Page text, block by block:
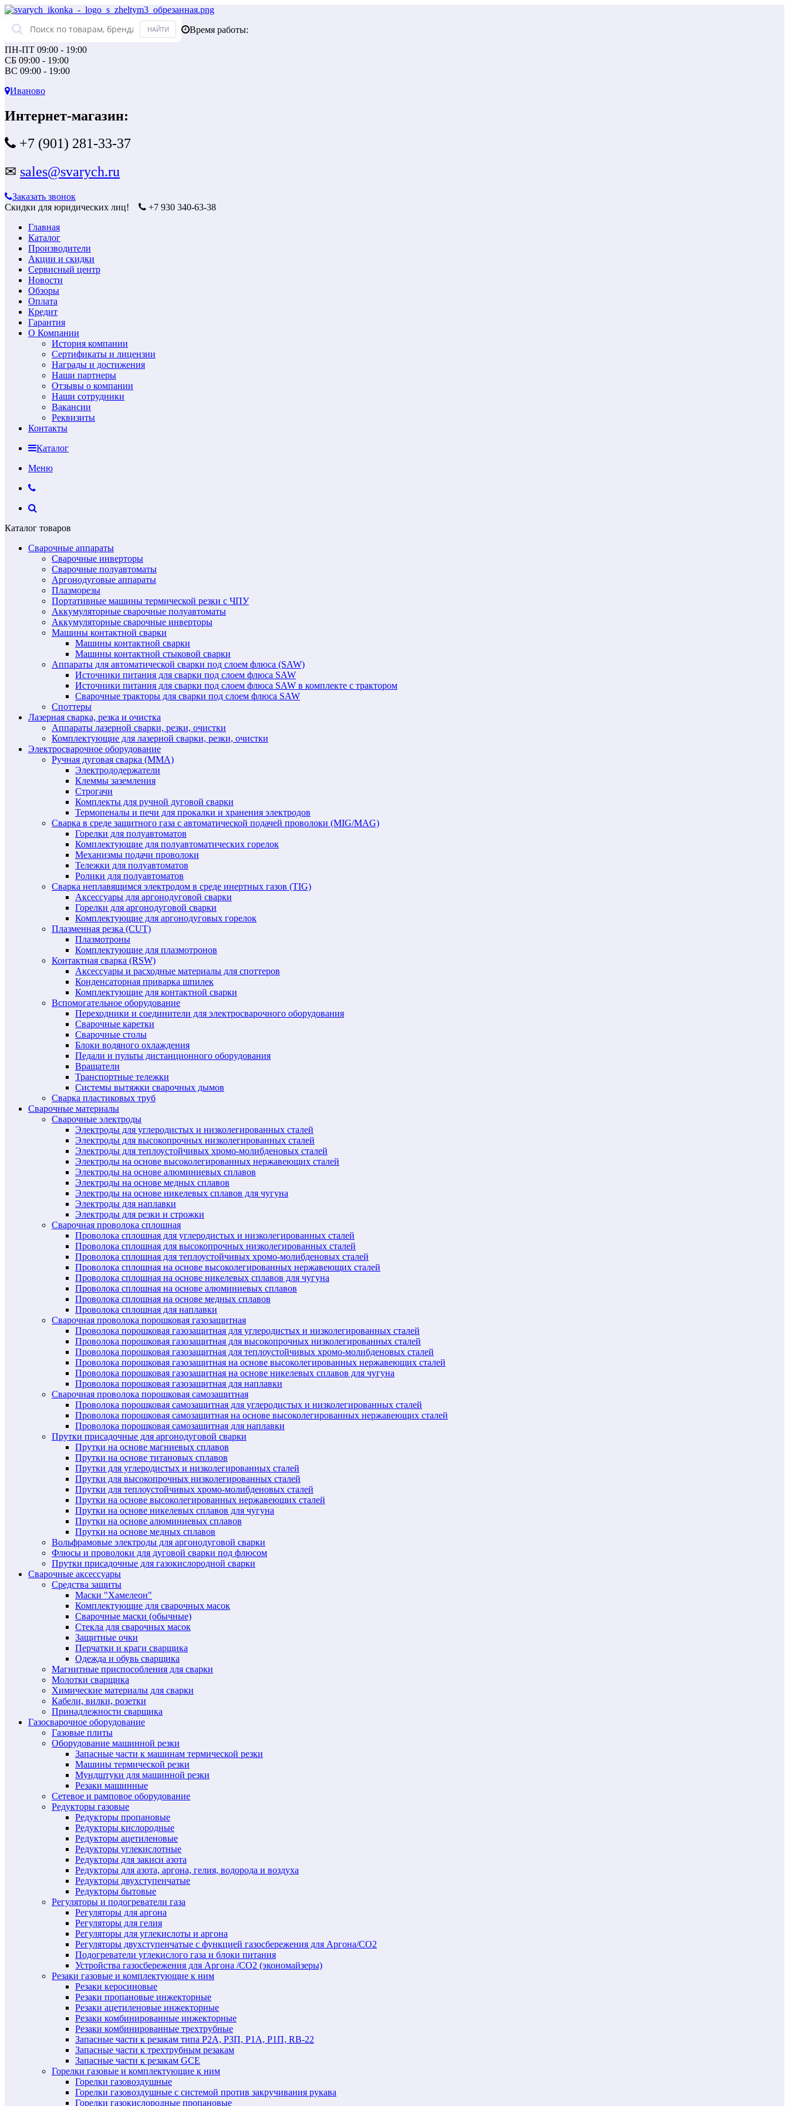
Время работы:
ПН-ПТ 09:00 - 19:00
СБ 09:00 - 19:00
ВС 09:00 - 19:00
Иваново
Интернет-магазин:
+7 (901) 281-33-37
✉ sales@svarych.ru
Заказать звонок
Скидки для юридических лиц!
+7 930 340-63-38
Главная
Каталог
Производители
Акции и скидки
Сервисный центр
Новости
Обзоры
Оплата
Кредит
Гарантия
О Компании
История компании
Сертификаты и лицензии
Награды и достижения
Наши партнеры
Отзывы о компании
Наши сотрудники
Вакансии
Реквизиты
Контакты
Каталог
Меню
Каталог товаров
Сварочные аппараты
Сварочные инверторы
Сварочные полуавтоматы
Аргонодуговые аппараты
Плазморезы
Портативные машины термической резки с ЧПУ
Аккумуляторные сварочные полуавтоматы
Аккумуляторные сварочные инверторы
Машины контактной сварки
Машины контактной сварки
Машины контактной стыковой сварки
Аппараты для автоматической сварки под слоем флюса (SAW)
Источники питания для сварки под слоем флюса SAW
Источники питания для сварки под слоем флюса SAW в комплекте с трактором
Сварочные тракторы для сварки под слоем флюса SAW
Споттеры
Лазерная сварка, резка и очистка
Аппараты лазерной сварки, резки, очистки
Комплектующие для лазерной сварки, резки, очистки
Электросварочное оборудование
Ручная дуговая сварка (MMA)
Электрододержатели
Клеммы заземления
Строгачи
Комплекты для ручной дуговой сварки
Термопеналы и печи для прокалки и хранения электродов
Сварка в среде защитного газа с автоматической подачей проволоки (MIG/MAG)
Горелки для полуавтоматов
Комплектующие для полуавтоматических горелок
Механизмы подачи проволоки
Тележки для полуавтоматов
Ролики для полуавтоматов
Сварка неплавящимся электродом в среде инертных газов (TIG)
Аксессуары для аргонодуговой сварки
Горелки для аргонодуговой сварки
Комплектующие для аргонодуговых горелок
Плазменная резка (CUT)
Плазмотроны
Комплектующие для плазмотронов
Контактная сварка (RSW)
Аксессуары и расходные материалы для споттеров
Конденсаторная приварка шпилек
Комплектующие для контактной сварки
Вспомогательное оборудование
Переходники и соединители для электросварочного оборудования
Сварочные каретки
Сварочные столы
Блоки водяного охлаждения
Педали и пульты дистанционного оборудования
Вращатели
Транспортные тележки
Системы вытяжки сварочных дымов
Сварка пластиковых труб
Сварочные материалы
Сварочные электроды
Электроды для углеродистых и низколегированных сталей
Электроды для высокопрочных низколегированных сталей
Электроды для теплоустойчивых хромо-молибденовых сталей
Электроды на основе высоколегированных нержавеющих сталей
Электроды на основе алюминиевых сплавов
Электроды на основе медных сплавов
Электроды на основе никелевых сплавов для чугуна
Электроды для наплавки
Электроды для резки и строжки
Сварочная проволока сплошная
Проволока сплошная для углеродистых и низколегированных сталей
Проволока сплошная для высокопрочных низколегированных сталей
Проволока сплошная для теплоустойчивых хромо-молибденовых сталей
Проволока сплошная на основе высоколегированных нержавеющих сталей
Проволока сплошная на основе никелевых сплавов для чугуна
Проволока сплошная на основе алюминиевых сплавов
Проволока сплошная на основе медных сплавов
Проволока сплошная для наплавки
Сварочная проволока порошковая газозащитная
Проволока порошковая газозащитная для углеродистых и низколегированных сталей
Проволока порошковая газозащитная для высокопрочных низколегированных сталей
Проволока порошковая газозащитная для теплоустойчивых хромо-молибденовых сталей
Проволока порошковая газозащитная на основе высоколегированных нержавеющих сталей
Проволока порошковая газозащитная на основе никелевых сплавов для чугуна
Проволока порошковая газозащитная для наплавки
Сварочная проволока порошковая самозащитная
Проволока порошковая самозащитная для углеродистых и низколегированных сталей
Проволока порошковая самозащитная на основе высоколегированных нержавеющих сталей
Проволока порошковая самозащитная для наплавки
Прутки присадочные для аргонодуговой сварки
Прутки на основе магниевых сплавов
Прутки на основе титановых сплавов
Прутки для углеродистых и низколегированных сталей
Прутки для высокопрочных низколегированных сталей
Прутки для теплоустойчивых хромо-молибденовых сталей
Прутки на основе высоколегированных нержавеющих сталей
Прутки на основе никелевых сплавов для чугуна
Прутки на основе алюминиевых сплавов
Прутки на основе медных сплавов
Вольфрамовые электроды для аргонодуговой сварки
Флюсы и проволоки для дуговой сварки под флюсом
Прутки присадочные для газокислородной сварки
Сварочные аксессуары
Средства защиты
Маски "Хамелеон"
Комплектующие для сварочных масок
Сварочные маски (обычные)
Стекла для сварочных масок
Защитные очки
Перчатки и краги сварщика
Одежда и обувь сварщика
Магнитные приспособления для сварки
Молотки сварщика
Химические материалы для сварки
Кабели, вилки, розетки
Принадлежности сварщика
Газосварочное оборудование
Газовые плиты
Оборудование машинной резки
Запасные части к машинам термической резки
Машины термической резки
Мундштуки для машинной резки
Резаки машинные
Сетевое и рамповое оборудование
Редукторы газовые
Редукторы пропановые
Редукторы кислородные
Редукторы ацетиленовые
Редукторы углекислотные
Редукторы для закиси азота
Редукторы для азота, аргона, гелия, водорода и воздуха
Редукторы двухступенчатые
Редукторы бытовые
Регуляторы и подогреватели газа
Регуляторы для аргона
Регуляторы для гелия
Регуляторы для углекислоты и аргона
Регуляторы двухступенчатые c функцией газосбережения для Аргона/СО2
Подогреватели углекислого газа и блоки питания
Устройства газосбережения для Аргона /СО2 (экономайзеры)
Резаки газовые и комплектующие к ним
Резаки керосиновые
Резаки пропановые инжекторные
Резаки ацетиленовые инжекторные
Резаки комбинированные инжекторные
Резаки комбинированные трехтрубные
Запасные части к резакам типа Р2А, Р3П, Р1А, Р1П, RB-22
Запасные части к трехтрубным резакам
Запасные части к резакам GCE
Горелки газовые и комплектующие к ним
Горелки газовоздушные
Горелки газовоздушные с системой против закручивания рукава
Горелки газокислородные пропановые